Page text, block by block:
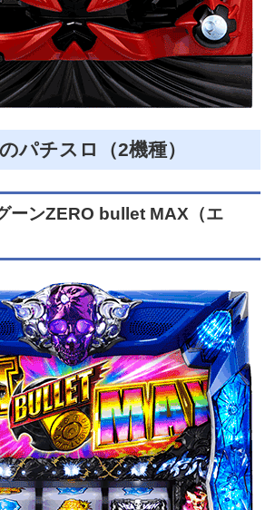
パチスロ（2機種）
ーンZERO bullet MAX（エ